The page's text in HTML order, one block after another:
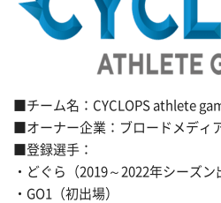
■チーム名：CYCLOPS athlete
■オーナー企業：ブロードメディ
■登録選手：
・どぐら（2019～2022年シーズン
・GO1（初出場）